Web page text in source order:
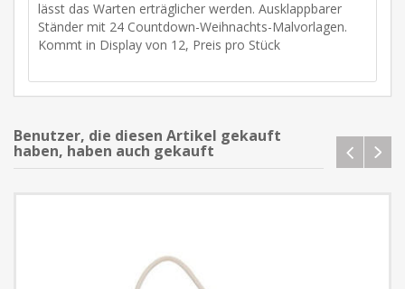
lässt das Warten erträglicher werden. Ausklappbarer
Ständer mit 24 Countdown-Weihnachts-Malvorlagen.
Kommt in Display von 12, Preis pro Stück
Benutzer, die diesen Artikel gekauft
haben, haben auch gekauft